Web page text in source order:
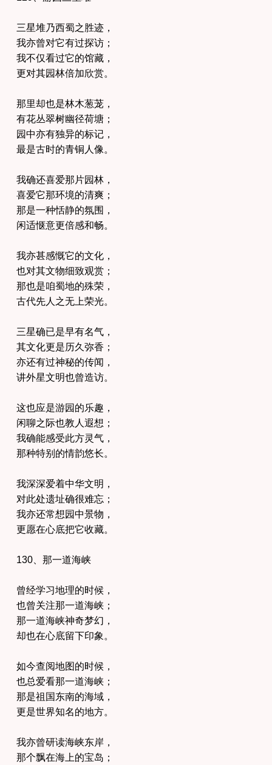
三星堆乃西蜀之胜迹，
我亦曾对它有过探访；
我不仅看过它的馆藏，
更对其园林倍加欣赏。
那里却也是林木葱茏，
有花丛翠树幽径荷塘；
园中亦有独异的标记，
最是古时的青铜人像。
我确还喜爱那片园林，
喜爱它那环境的清爽；
那是一种恬静的氛围，
闲适惬意更倍感和畅。
我亦甚感慨它的文化，
也对其文物细致观赏；
那也是咱蜀地的殊荣，
古代先人之无上荣光。
三星确已是早有名气，
其文化更是历久弥香；
亦还有过神秘的传闻，
讲外星文明也曾造访。
这也应是游园的乐趣，
闲聊之际也教人遐想；
我确能感受此方灵气，
那种特别的情韵悠长。
我深深爱着中华文明，
对此处遗址确很难忘；
我亦还常想园中景物，
更愿在心底把它收藏。
130、那一道海峡
曾经学习地理的时候，
也曾关注那一道海峡；
那一道海峡神奇梦幻，
却也在心底留下印象。
如今查阅地图的时候，
也总爱看那一道海峡；
那是祖国东南的海域，
更是世界知名的地方。
我亦曾研读海峡东岸，
那个飘在海上的宝岛；